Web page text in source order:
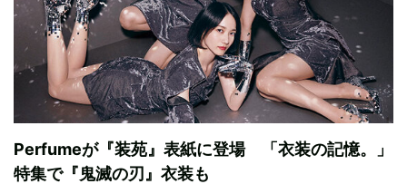
Perfumeが『装苑』表紙に登場 「衣装の記憶。」
特集で『鬼滅の刃』衣装も